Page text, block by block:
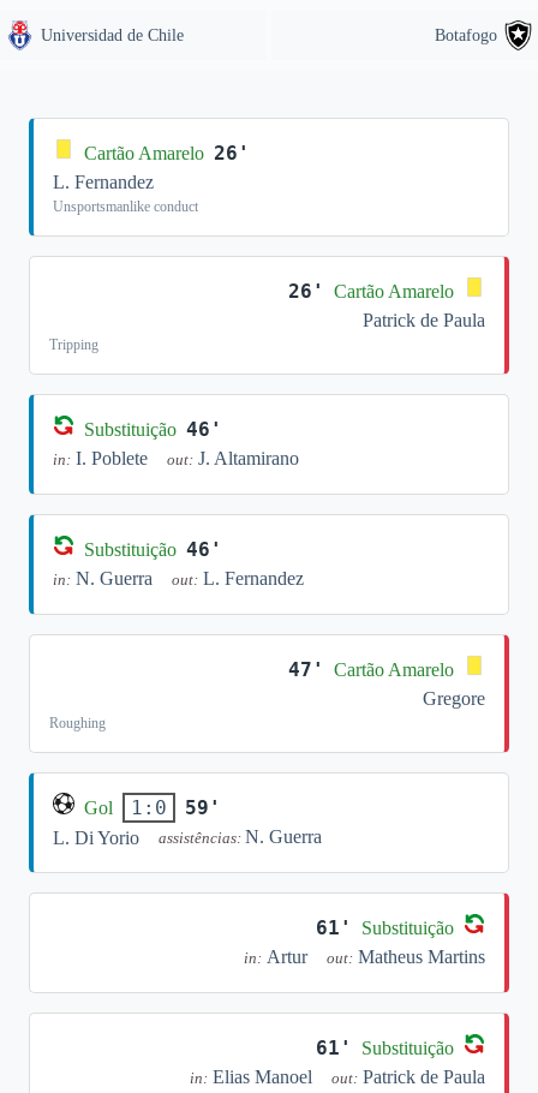
Universidad de Chile Botafogo
Cartão Amarelo 26'
L. Fernandez
Unsportsmanlike conduct
26'
Cartão Amarelo
Patrick de Paula
Tripping
Substituição 46'
in: I. Poblete out: J. Altamirano
Substituição 46'
in: N. Guerra out: L. Fernandez
47'
Cartão Amarelo
Gregore
Roughing
Gol 1:0 59'
L. Di Yorio assistências: N. Guerra
61' Substituição
in: Artur out: Matheus Martins
61' Substituição
in: Elias Manoel out: Patrick de Paula